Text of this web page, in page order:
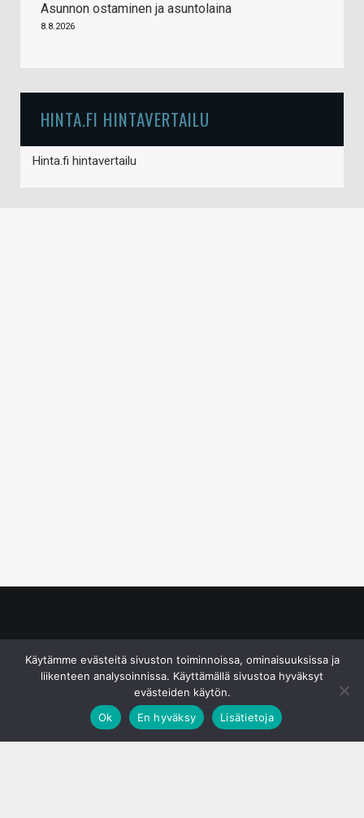
Asunnon ostaminen ja asuntolaina
8.8.2026
HINTA.FI HINTAVERTAILU
Hinta.fi hintavertailu
Käytämme evästeitä sivuston toiminnoissa, ominaisuuksissa ja
liikenteen analysoinnissa. Käyttämällä sivustoa hyväksyt
evästeiden käytön.
Ok
En hyväksy Lisätietoja